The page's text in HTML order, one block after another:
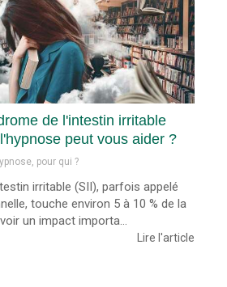
de l'intestin irritable
peut vous aider ?
pour qui ?
irritable (SII), parfois appelé
touche environ 5 à 10 % de la
un impact importa...
Lire l'article